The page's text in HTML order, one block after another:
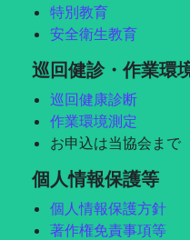
特別教育
安全衛生教育
巡回健診・作業環
巡回健康診断
作業環境測定
お申込は当協会まで
個人情報保護等
個人情報保護方針
著作権免責事項等